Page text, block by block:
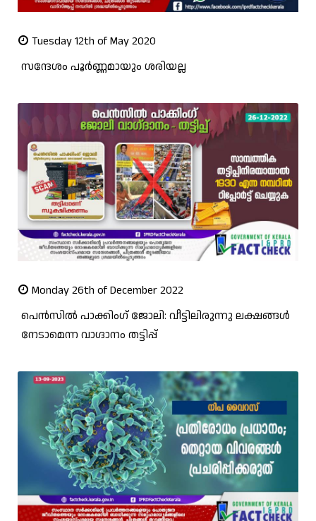
Tuesday 12th of May 2020
സന്ദേശം പൂര്‍ണ്ണമായും ശരിയല്ല
Monday 26th of December 2022
പെന്‍സില്‍ പാക്കിംഗ് ജോലി: വീട്ടിലിരുന്നു ലക്ഷങ്ങള്‍
നേടാമെന്ന വാഗ്ദാനം തട്ടിപ്പ്